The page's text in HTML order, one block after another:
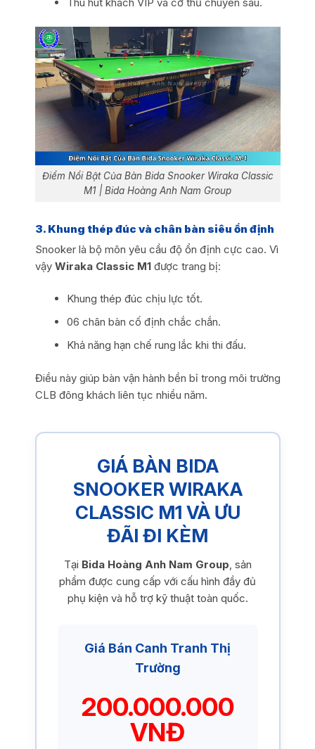
Điểm Nổi Bật Của Bàn Bida Snooker Wiraka Classic
M1 | Bida Hoàng Anh Nam Group
3. Khung thép đúc và chân bàn siêu ổn định
Snooker là bộ môn yêu cầu độ ổn định cực cao. Vì
vậy Wiraka Classic M1được trang bị:
Khung thép đúc chịu lực tốt.
06 chân bàn cố định chắc chắn.
Khả năng hạn chế rung lắc khi thi đấu.
Điều này giúp bàn vận hành bền bỉ trong môi trường
CLB đông khách liên tục nhiều năm.
GIÁ BÀN BIDA
SNOOKER WIRAKA
CLASSIC M1 VÀ ƯU
ĐÃI ĐI KÈM
Tại Bida Hoàng Anh Nam Group, sản
phẩm được cung cấp với cấu hình đầy đủ
phụ kiện và hỗ trợ kỹ thuật toàn quốc.
Giá Bán Canh Tranh Thị
Trường
200.000.000
VNĐ